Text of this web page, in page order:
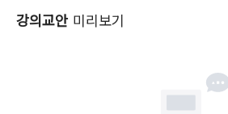
강의교안 미리보기